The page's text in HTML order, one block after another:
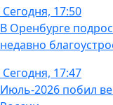
Сегодня, 17:50
В Оренбурге
недавно
Сегодня, 17:47
Июль-2026 побил